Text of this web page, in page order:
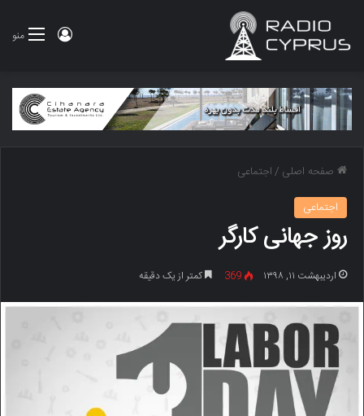
منو ورود
صفحه اصلی /اجتماعی
اجتماعی
روز جهانی کارگر
اردیبهشت ۱۱, ۱۳۹۸ 369 کمتر از یک دقیقه